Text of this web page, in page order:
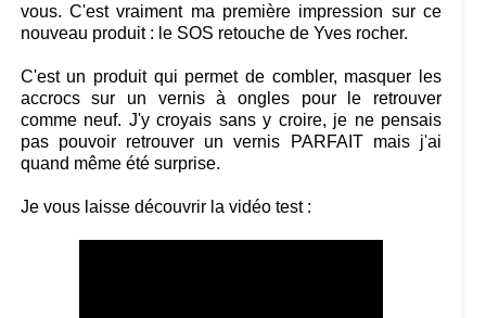
vous. C'est vraiment ma première impression sur ce
nouveau produit : le SOS retouche de Yves rocher.
C'est un produit qui permet de combler, masquer les
accrocs sur un vernis à ongles pour le retrouver
comme neuf. J'y croyais sans y croire, je ne pensais
pas pouvoir retrouver un vernis PARFAIT mais j'ai
quand même été surprise.
Je vous laisse découvrir la vidéo test :